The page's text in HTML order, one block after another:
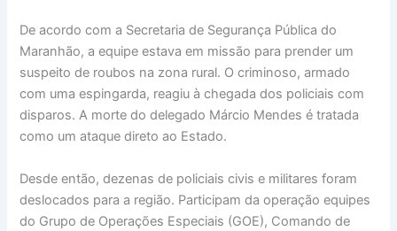
De acordo com a Secretaria de Segurança Pública do
Maranhão, a equipe estava em missão para prender um
suspeito de roubos na zona rural. O criminoso, armado
com uma espingarda, reagiu à chegada dos policiais com
disparos. A morte do delegado Márcio Mendes é tratada
como um ataque direto ao Estado.
Desde então, dezenas de policiais civis e militares foram
deslocados para a região. Participam da operação equipes
do Grupo de Operações Especiais (GOE), Comando de